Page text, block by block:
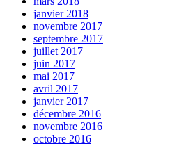
janvier 2018
novembre 2017
septembre 2017
juillet 2017
juin 2017
mai 2017
avril 2017
janvier 2017
décembre 2016
novembre 2016
octobre 2016